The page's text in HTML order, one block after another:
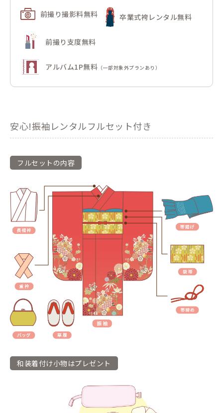
前撮り撮影料無料 卒業式袴レンタル無料
前撮り支度無料
アルバム1P無料 （一部対象外プランあり）
安心!振袖レンタルフルセット付き
フルセットの内容
和装着付け小物はプレゼント